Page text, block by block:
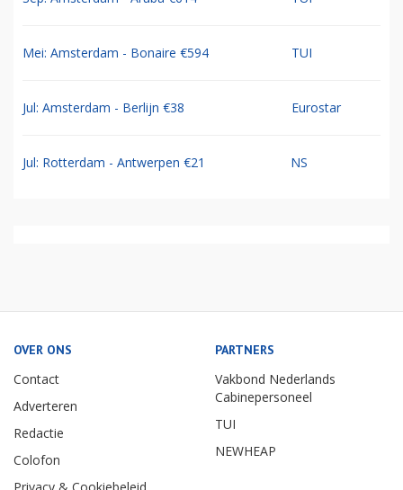
Mei: Amsterdam - Bonaire €594 TUI
Jul: Amsterdam - Berlijn €38 Eurostar
Jul: Rotterdam - Antwerpen €21 NS
OVER ONS
Contact
Adverteren
Redactie
Colofon
PARTNERS
Vakbond Nederlands
Cabinepersoneel
TUI
NEWHEAP